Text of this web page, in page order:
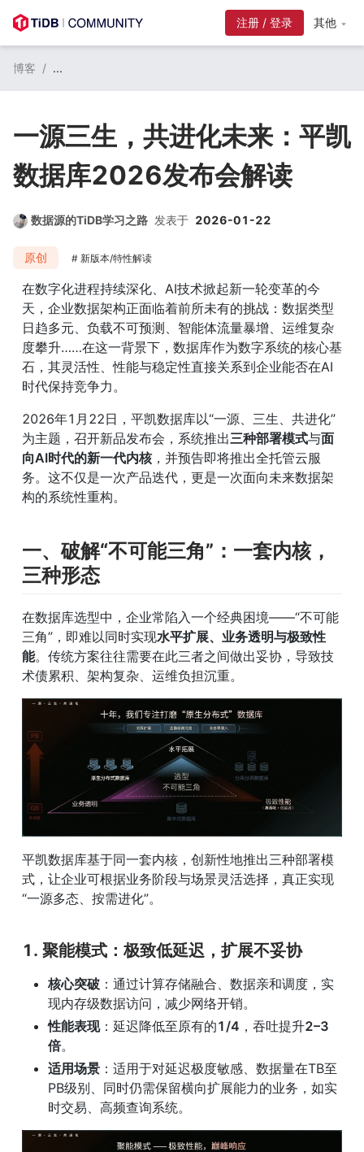
注册 / 登录 其他
博客 / ...
一源三生，共进化未来：平凯
数据库2026发布会解读
数据源的TiDB学习之路 发表于 2026-01-22
原创 新版本/特性解读
在数字化进程持续深化、AI技术掀起新一轮变革的今
天，企业数据架构正面临着前所未有的挑战：数据类型
日趋多元、负载不可预测、智能体流量暴增、运维复杂
度攀升……在这一背景下，数据库作为数字系统的核心基
石，其灵活性、性能与稳定性直接关系到企业能否在AI
时代保持竞争力。
2026年1月22日，平凯数据库以“一源、三生、共进化”
为主题，召开新品发布会，系统推出三种部署模式与面
向AI时代的新一代内核，并预告即将推出全托管云服
务。这不仅是一次产品迭代，更是一次面向未来数据架
构的系统性重构。
一、破解“不可能三角”：一套内核，
三种形态
在数据库选型中，企业常陷入一个经典困境——“不可能
三角”，即难以同时实现水平扩展、业务透明与极致性
能。传统方案往往需要在此三者之间做出妥协，导致技
术债累积、架构复杂、运维负担沉重。
平凯数据库基于同一套内核，创新性地推出三种部署模
式，让企业可根据业务阶段与场景灵活选择，真正实现
“一源多态、按需进化”。
1. 聚能模式：极致低延迟，扩展不妥协
核心突破 ：通过计算存储融合、数据亲和调度，实
现内存级数据访问，减少网络开销。
性能表现：延迟降低至原有的1/4 ，吞吐提升2–3
倍。
适用场景 ：适用于对延迟极度敏感、数据量在TB至
PB级别、同时仍需保留横向扩展能力的业务，如实
时交易、高频查询系统。